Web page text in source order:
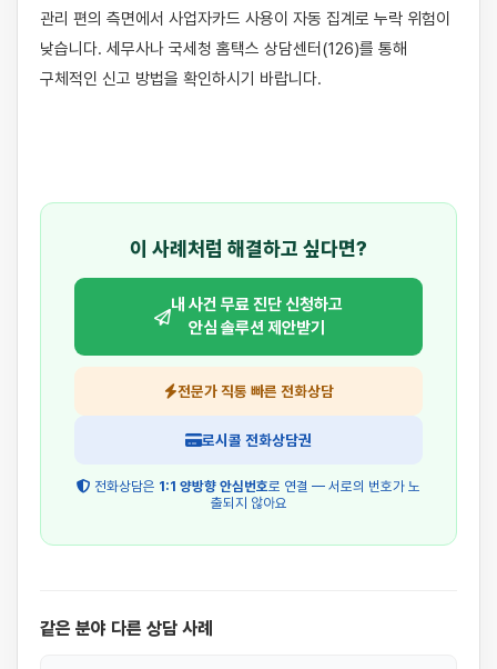
관리 편의 측면에서 사업자카드 사용이 자동 집계로 누락 위험이
낮습니다. 세무사나 국세청 홈택스 상담센터(126)를 통해
구체적인 신고 방법을 확인하시기 바랍니다.
이 사례처럼 해결하고 싶다면?
내 사건 무료 진단 신청하고
안심 솔루션 제안받기
전문가 직통 빠른 전화상담
로시콜 전화상담권
전화상담은 1:1 양방향 안심번호로 연결 — 서로의 번호가 노
출되지 않아요
같은 분야 다른 상담 사례